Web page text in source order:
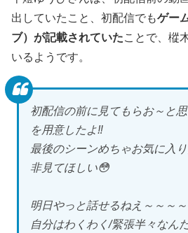
出していたこと、初配信でもゲー
ブ）が記載されていたことで、樅
いるようです。
初配信の前に見てもらお～と
を用意したよ‼
最後のシーンめちゃお気に入
非見てほしい😳
明日やっと話せるねえ～～～
自分はわくわく/緊張半々なん